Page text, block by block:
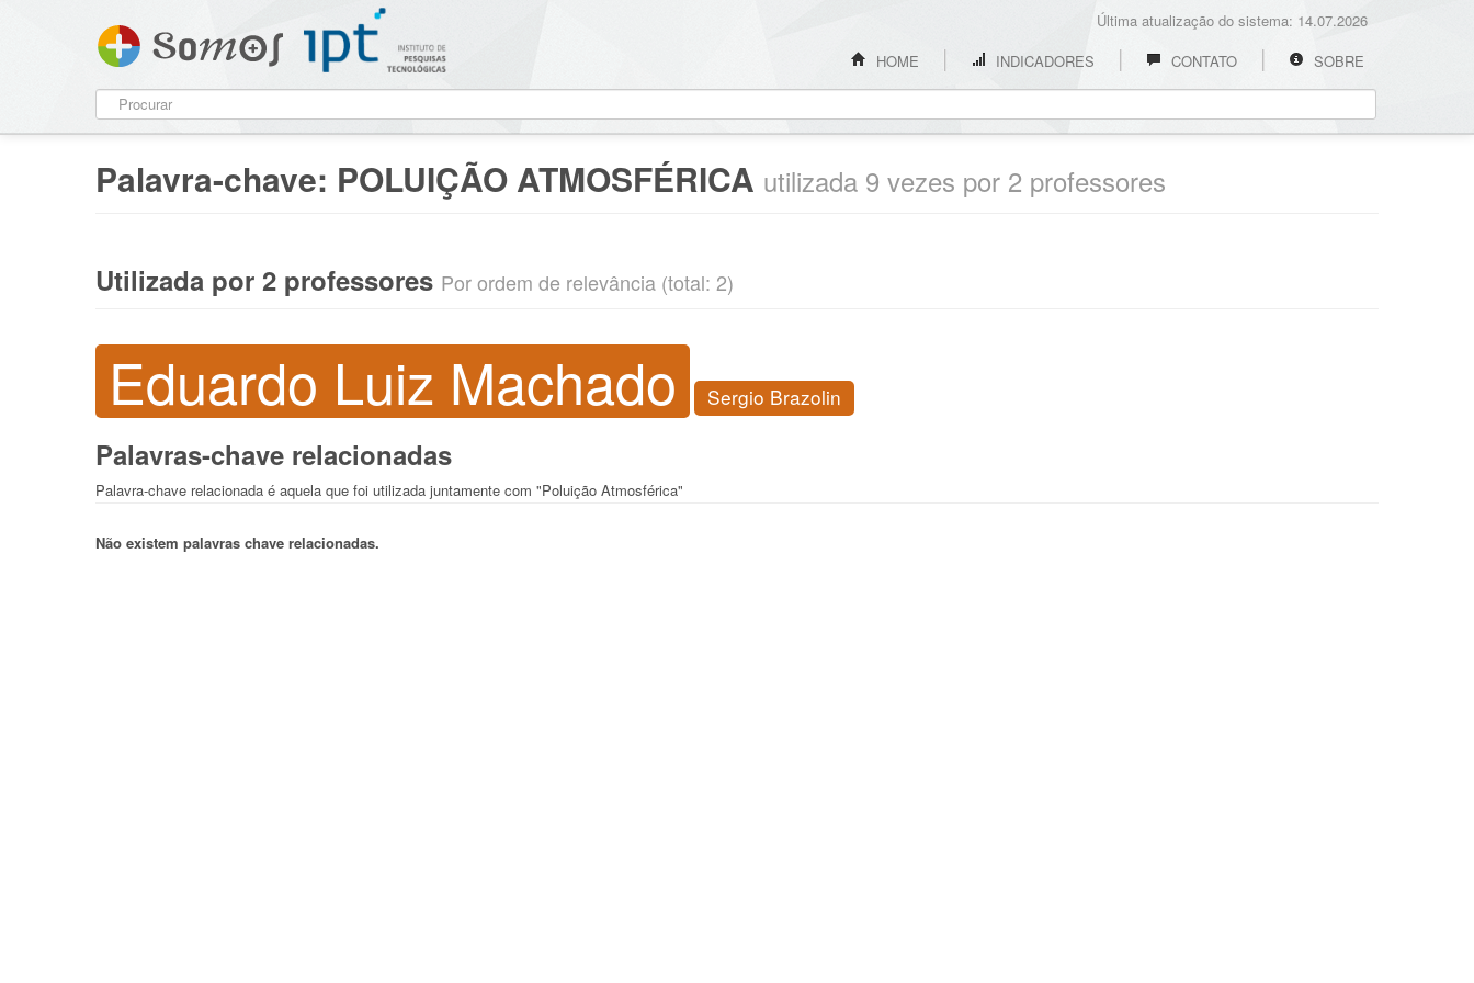
Última atualização do sistema: 14.07.2026
HOME
INDICADORES CONTATO SOBRE
Palavra-chave: POLUIÇÃO ATMOSFÉRICA utilizada 9 vezes por 2 professores
Utilizada por 2 professores Por ordem de relevância (total: 2)
Eduardo Luiz Machado Sergio Brazolin
Palavras-chave relacionadas
Palavra-chave relacionada é aquela que foi utilizada juntamente com "Poluição Atmosférica"
Não existem palavras chave relacionadas.